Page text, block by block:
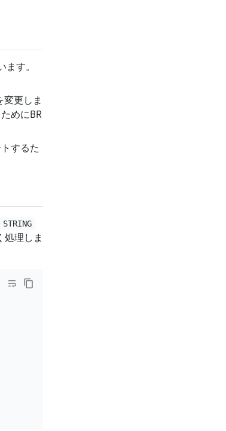
す。
変更しま
めにBR
するた
STRING
処理しま
executing the following SQL statement